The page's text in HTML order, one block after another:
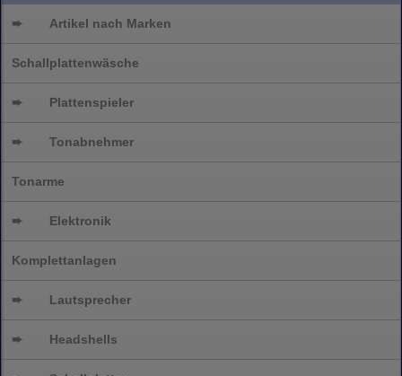
➨ Artikel nach Marken
Schallplattenwäsche
➨ Plattenspieler
➨ Tonabnehmer
Tonarme
➨ Elektronik
Komplettanlagen
➨ Lautsprecher
➨ Headshells